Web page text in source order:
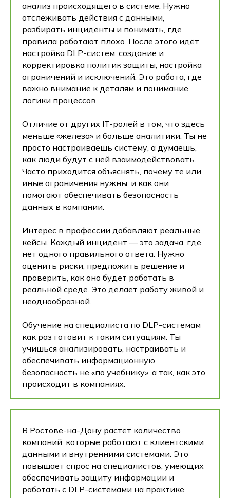
анализ происходящего в системе. Нужно
отслеживать действия с данными,
разбирать инциденты и понимать, где
правила работают плохо. После этого идёт
настройка DLP-систем: создание и
корректировка политик защиты, настройка
ограничений и исключений. Это работа, где
важно внимание к деталям и понимание
логики процессов.
Отличие от других IT-ролей в том, что здесь
меньше «железа» и больше аналитики. Ты не
просто настраиваешь систему, а думаешь,
как люди будут с ней взаимодействовать.
Часто приходится объяснять, почему те или
иные ограничения нужны, и как они
помогают обеспечивать безопасность
данных в компании.
Интерес в профессии добавляют реальные
кейсы. Каждый инцидент — это задача, где
нет одного правильного ответа. Нужно
оценить риски, предложить решение и
проверить, как оно будет работать в
реальной среде. Это делает работу живой и
неоднообразной.
Обучение на специалиста по DLP-системам
как раз готовит к таким ситуациям. Ты
учишься анализировать, настраивать и
обеспечивать информационную
безопасность не «по учебнику», а так, как это
происходит в компаниях.
В Ростове-на-Дону растёт количество
компаний, которые работают с клиентскими
данными и внутренними системами. Это
повышает спрос на специалистов, умеющих
обеспечивать защиту информации и
работать с DLP-системами на практике.